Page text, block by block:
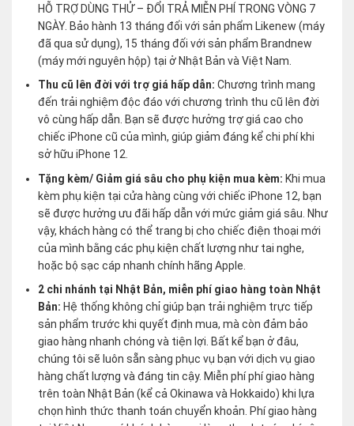
HỖ TRỢ DÙNG THỬ – ĐỔI TRẢ MIỄN PHÍ TRONG VÒNG 7
NGÀY. Bảo hành 13 tháng đối với sản phẩm Likenew (máy
đã qua sử dụng), 15 tháng đối với sản phẩm Brandnew
(máy mới nguyên hộp) tại ở Nhật Bản và Việt Nam.
Thu cũ lên đời với trợ giá hấp dẫn:Chương trình mang
đến trải nghiệm độc đáo với chương trình thu cũ lên đời
vô cùng hấp dẫn. Bạn sẽ được hưởng trợ giá cao cho
chiếc iPhone cũ của mình, giúp giảm đáng kể chi phí khi
sở hữu iPhone 12.
Tặng kèm/ Giảm giá sâu cho phụ kiện mua kèm: Khi mua
kèm phụ kiện tại cửa hàng cùng với chiếc iPhone 12, bạn
sẽ được hưởng ưu đãi hấp dẫn với mức giảm giá sâu. Như
vậy, khách hàng có thể trang bị cho chiếc điện thoại mới
của mình bằng các phụ kiện chất lượng như tai nghe,
hoặc bộ sạc cáp nhanh chính hãng Apple.
2 chi nhánh tại Nhật Bản, miễn phí giao hàng toàn Nhật
Bản: Hệ thống không chỉ giúp bạn trải nghiệm trực tiếp
sản phẩm trước khi quyết định mua, mà còn đảm bảo
giao hàng nhanh chóng và tiện lợi. Bất kể bạn ở đâu,
chúng tôi sẽ luôn sẵn sàng phục vụ bạn với dịch vụ giao
hàng chất lượng và đáng tin cậy. Miễn phí phí giao hàng
trên toàn Nhật Bản (kể cả Okinawa và Hokkaido) khi lựa
chọn hình thức thanh toán chuyển khoản. Phí giao hàng